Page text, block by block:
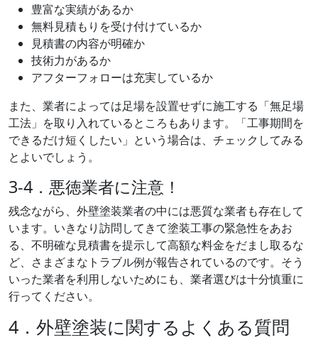
豊富な実績があるか
無料見積もりを受け付けているか
見積書の内容が明確か
技術力があるか
アフターフォローは充実しているか
また、業者によっては足場を設置せずに施工する「無足場
工法」を取り入れているところもあります。「工事期間を
できるだけ短くしたい」という場合は、チェックしてみる
とよいでしょう。
3-4．悪徳業者に注意！
残念ながら、外壁塗装業者の中には悪質な業者も存在して
います。いきなり訪問してきて塗装工事の緊急性をあお
る、不明確な見積書を提示して高額な料金をだまし取るな
ど、さまざまなトラブル例が報告されているのです。そう
いった業者を利用しないためにも、業者選びは十分慎重に
行ってください。
4．外壁塗装に関するよくある質問